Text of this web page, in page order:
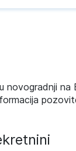
novogradnji